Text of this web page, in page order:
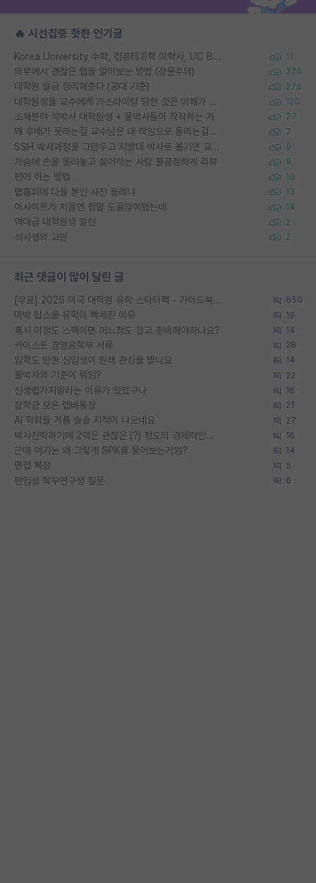
🔥 시선집중 핫한 인기글
Korea University 수학, 컴퓨터과학 이학사, UC Berkeley 산업공학 대학원 공학박사가 되는 것은 쉽지 않겠죠? 11
외부에서 괜찮은 랩을 알아보는 방법 (장문주의) 276
대학원 월급 정리해준다 (공대 기준) 275
대학원생들 교수에게 가스라이팅 당한 것은 이해가 갑니다. 안타깝네요. 120
소재분야 석박사 대학원생 + 물박사들이 착각하는 거 77
왜 후배가 못하는걸 교수님은 내 책임으로 돌리는걸까요? 7
SSH 박사과정을 그만두고 지방대 박사로 옮기면 교수의 꿈은 끝일까요? 9
가슴에 손을 올려놓고 싫어하는 사람 불공정하게 리뷰 9
편애 하는 방법 16
랩홈피에 다들 본인 사진 올리냐 13
이사이트가 처음엔 정말 도움많이됐는데 14
역대급 대학원생 빌런 2
석사생의 고민 2
최근 댓글이 많이 달린 글
[무료] 2026 미국 대학원 유학 스타터팩 - 가이드북 & 합격자 컨택메일 템플릿 650
미박 탑스쿨 유학이 빡세진 이유 19
혹시 이정도 스펙이면 어느정도 잡고 준비해야하나요? 14
카이스트 경영공학부 서류 28
입학도 안한 신입생이 원래 관심을 받나요 14
물박사의 기준이 뭐임? 22
신생랩가지말라는 이유가 있었구나 16
장학금 모은 랩비통장 21
AI 학회들 거품 슬슬 지적이 나오네요 27
박사진학하기에 2억은 괜찮은 (?) 정도의 경제력인가요 16
근데 여기는 왜 그렇게 SPK를 물어보는거임? 14
면접 복장 5
편입생 학부연구생 질문 6